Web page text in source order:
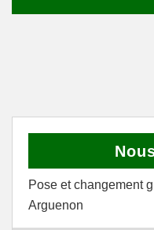
Pose et changement
Arguenon